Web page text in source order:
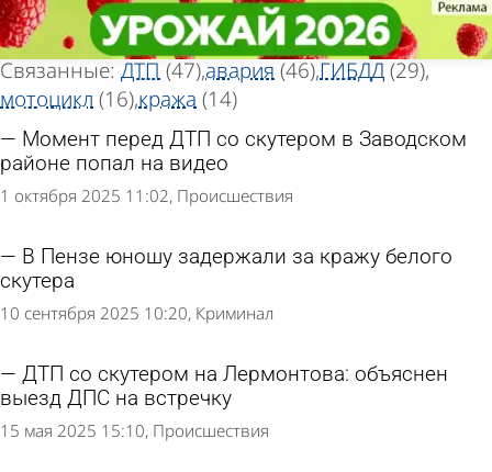
«Скутер»
Тег новостей
Всего найдено 153 новости
Связанные: ДТП (47)авария (46)ГИБДД(29)
мотоцикл (16)кража (14)
Момент перед ДТП со скутером в Заводском
районе попал на видео
1 октября 2025 11:02 Происшествия
В Пензе юношу задержали за кражу белого
скутера
10 сентября 2025 10:20 Криминал
ДТП со скутером на Лермонтова: объяснен
выезд ДПС на встречку
15 мая 2025 15:10 Происшествия
«Скутер»
Тег новостей